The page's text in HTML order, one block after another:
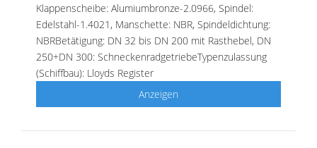
Klappenscheibe: Alumiumbronze-2.0966, Spindel:
Edelstahl-1.4021, Manschette: NBR, Spindeldichtung:
NBRBetätigung: DN 32 bis DN 200 mit Rasthebel, DN
250+DN 300: SchneckenradgetriebeTypenzulassung
(Schiffbau): Lloyds Register
Anzeigen